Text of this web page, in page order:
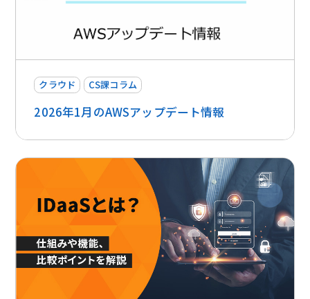
クラウド CS課コラム
2026年1月のAWSアップデート情報